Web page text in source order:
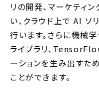
リの開発、マーケティ
い、クラウド上で AI ソ
行います。さらに機械
ライブラリ、
ーションを生み出すた
ことができます。